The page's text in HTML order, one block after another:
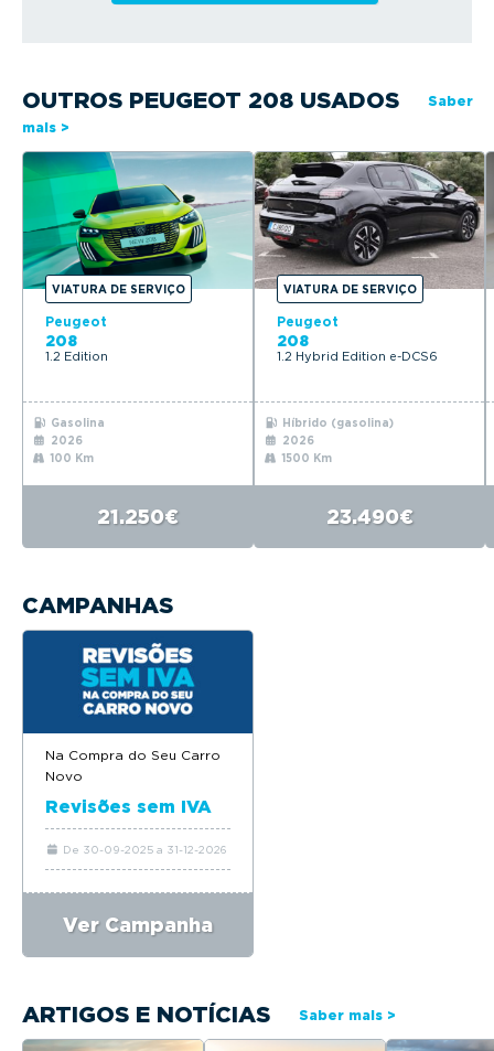
OUTROS PEUGEOT 208 USADOS
Saber
mais >
VIATURA DE SERVIÇO
Peugeot
208
1.2 Edition
Gasolina
2026
100 Km
21.250€
VIATURA DE SERVIÇO
Peugeot
208
1.2 Hybrid Edition e-DCS6
Híbrido (gasolina)
2026
1500 Km
23.490€
CAMPANHAS
Na Compra do Seu Carro
Novo
Revisões sem IVA
De 30-09-2025 a 31-12-2026
Ver Campanha
ARTIGOS E NOTÍCIAS Saber mais >